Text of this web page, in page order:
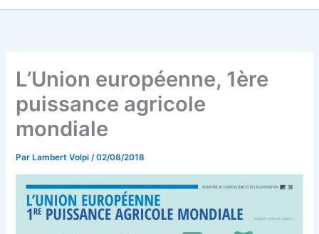
L’Union européenne, 1ère
puissance agricole
mondiale
Par Lambert Volpi/02/08/2018